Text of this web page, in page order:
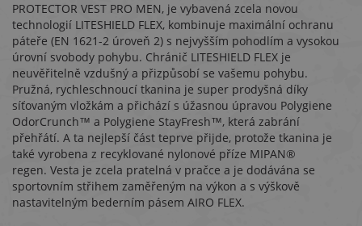
PROTECTOR VEST PRO MEN, je vybavená zcela novou
technologií LITESHIELD FLEX, kombinuje maximální ochranu
páteře (EN 1621-2 úroveň 2) s nejvyšším pohodlím a vysokou
úrovní svobody pohybu. Chránič LITESHIELD FLEX je
neuvěřitelně vzdušný a přizpůsobí se vašemu pohybu.
Pružná, rychleschnoucí tkanina je super prodyšná díky
síťovaným vložkám a přichází s úžasnou úpravou Polygiene
OdorCrunch™ a Polygiene StayFresh™, která zabrání
přehřátí. A ta nejlepší část teprve přijde, protože tkanina je
také vyrobena z recyklované nylonové příze MIPAN®
regen. Vesta je zcela pratelná v pračce a je dodávána se
sportovním střihem zaměřeným na výkon a s výškově
nastavitelným bederním pásem AIRO FLEX.